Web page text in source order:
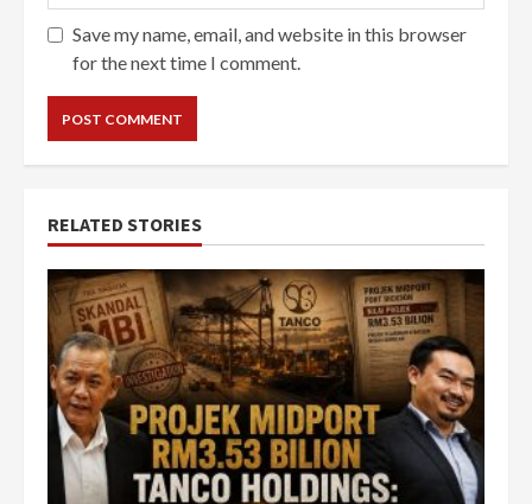
Save my name, email, and website in this browser
for the next time I comment.
RELATED STORIES